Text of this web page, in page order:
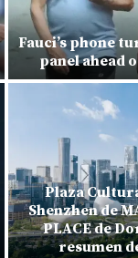
Fauci’s phone
panel ahead
Plaza
Shenzhen de
PLACE de
resumen